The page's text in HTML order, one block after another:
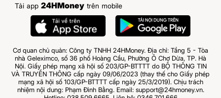
Tải app 24HMoney trên mobile
Cơ quan chủ quản: Công ty TNHH 24HMoney. Địa chỉ: Tầng 5 - Tòa
nhà Geleximco, số 36 phố Hoàng Cầu, Phường Ô Chợ Dừa, TP. Hà
Nội. Giấy phép mạng xã hội số 203/GP-BTTTT do BỘ THÔNG TIN
VÀ TRUYỀN THÔNG cấp ngày 09/06/2023 (thay thế cho Giấy phép
mạng xã hội số 103/GP-BTTTT cấp ngày 25/3/2019). Chịu trách
nhiệm nội dung: Phạm Đình Bằng. Email: support@24hmoney.vn.